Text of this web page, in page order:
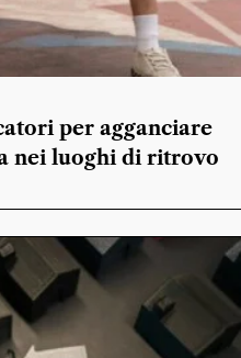
per agganciare
nei luoghi di ritrovo